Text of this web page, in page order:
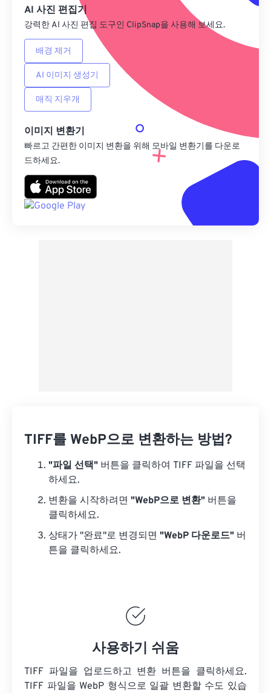
AI 사진 편집기
강력한 AI 사진 편집 도구인 ClipSnap을 사용해 보세요.
배경 제거
AI 이미지 생성기
매직 지우개
이미지 변환기
빠르고 간편한 이미지 변환을 위해 모바일 변환기를 다운로
드하세요.
TIFF를 WebP으로 변환하는 방법?
"파일 선택" 버튼을 클릭하여 TIFF 파일을 선택
하세요.
변환을 시작하려면 "WebP으로 변환" 버튼을
클릭하세요.
상태가 "완료"로 변경되면 "WebP 다운로드" 버
튼을 클릭하세요.
사용하기 쉬움
TIFF 파일을 업로드하고 변환 버튼을 클릭하세요.
TIFF 파일을 WebP 형식으로 일괄 변환할 수도 있습